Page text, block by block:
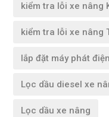
kiểm tra lỗi xe nâng
kiểm tra lỗi xe nâng
lắp đặt máy phát
Lọc dầu diesel xe
Lọc dầu xe nâng